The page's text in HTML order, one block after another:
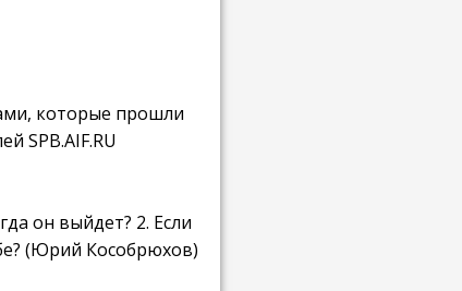
которые прошли
SPB.AIF.RU
он выйдет? 2. Если
(Юрий Кособрюхов)